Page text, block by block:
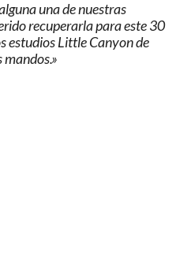
una de nuestras
recuperarla para este 30
estudios Little Canyon de
mandos.»